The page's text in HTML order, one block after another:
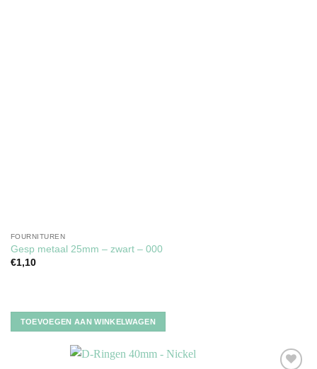
FOURNITUREN
Gesp metaal 25mm – zwart – 000
€1,10
TOEVOEGEN AAN WINKELWAGEN